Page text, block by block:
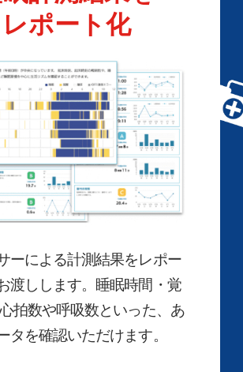
レポート化
ーによる計測結果をレポー
渡しします。睡眠時間・覚
拍数や呼吸数といった、あ
タを確認いただけます。